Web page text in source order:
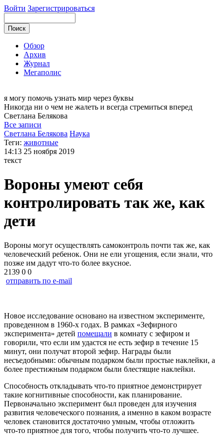
Войти Зарегистрироваться
Обзор
Архив
Журнал
Мегаполис
я могу помочь узнать мир через буквы
Никогда ни о чем не жалеть и всегда стремиться вперед
Светлана Белякова
Все записи
Светлана Белякова Наука
Теги: животные
14:13 25 ноября 2019
текст
Вороны умеют себя
контролировать так же, как
дети
Вороны могут осуществлять самоконтроль почти так же, как
человеческий ребенок. Они не ели угощения, если знали, что
позже им дадут что-то более вкусное.
2139 0 0
отправить по e-mail
Новое исследование основано на известном эксперименте,
проведенном в 1960-х годах. В рамках «Зефирного
эксперимента» детей помещали в комнату с зефиром и
говорили, что если им удастся не есть зефир в течение 15
минут, они получат второй зефир. Награды были
несъедобными: обычным подарком были простые наклейки, а
более престижным подарком были блестящие наклейки.
Способность откладывать что-то приятное демонстрирует
такие когнитивные способности, как планирование.
Первоначально эксперимент был проведен для изучения
развития человеческого познания, а именно в каком возрасте
человек становится достаточно умным, чтобы отложить
что-то приятное для того, чтобы получить что-то лучшее.